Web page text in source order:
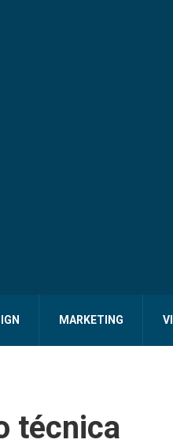
MARKETING
técnica